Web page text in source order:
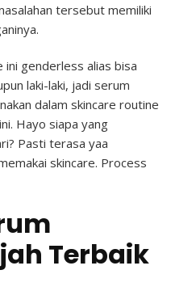
tersebut memiliki
ini genderless alias bisa
laki-laki, jadi serum
dalam skincare routine
Hayo siapa yang
Pasti terasa yaa
skincare. Process
Terbaik